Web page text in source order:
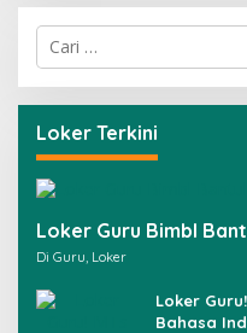
C
i
u
n
t
u
:
Loker Terkini
Loker Guru Bimbl
Di Guru, Loker
Loker
Bahasa